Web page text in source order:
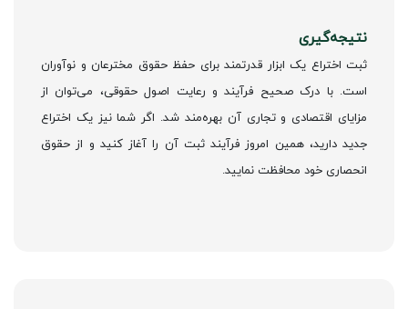
نتیجه‌گیری
ثبت اختراع یک ابزار قدرتمند برای حفظ حقوق مخترعان و نوآوران
است. با درک صحیح فرآیند و رعایت اصول حقوقی، می‌توان از
مزایای اقتصادی و تجاری آن بهره‌مند شد. اگر شما نیز یک اختراع
جدید دارید، همین امروز فرآیند ثبت آن را آغاز کنید و از حقوق
انحصاری خود محافظت نمایید.